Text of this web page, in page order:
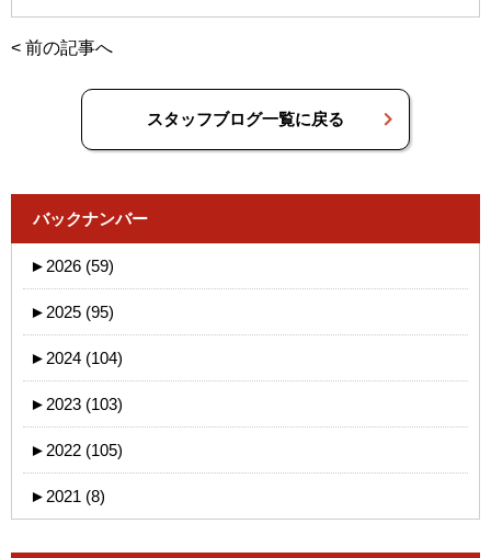
< 前の記事へ
スタッフブログ一覧に戻る
バックナンバー
► 2026 (59)
► 2025 (95)
► 2024 (104)
► 2023 (103)
► 2022 (105)
► 2021 (8)